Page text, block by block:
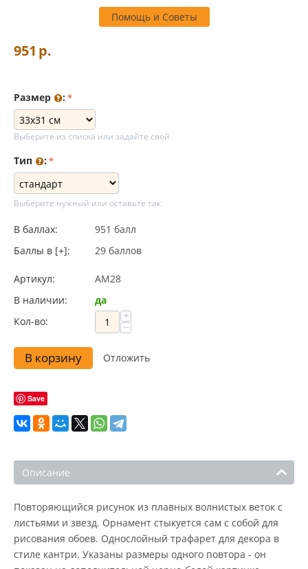
Помощь и Советы
951 р.
Размер :
Выберите из списка или задайте свой
Тип :
Выберите нужный или оставьте так
В баллах:
951 балл
Баллы в [+]:
29 баллов
Артикул:
AM28
В наличии:
да
Кол-во:
+
−
В корзину Отложить
Save
Описание
Повторяющийся рисунок из плавных волнистых веток с
листьями и звезд. Орнамент стыкуется сам с собой для
рисования обоев. Однослойный трафарет для декора в
стиле кантри. Указаны размеры одного повтора - он